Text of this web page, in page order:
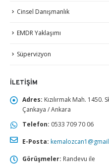
Cinsel Danışmanlık
EMDR Yaklaşımı
Süpervizyon
İLETIŞIM
Adres: Kızılırmak Mah. 1450.
Çankaya / Ankara
Telefon: 0533 709 70 06
E-Posta:
Görüşmeler: Randevu ile